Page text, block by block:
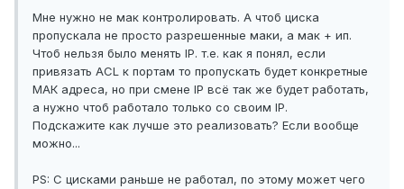
Мне нужно не мак контролировать. А чтоб циска
пропускала не просто разрешенные маки, а мак + ип.
Чтоб нельзя было менять IP. т.е. как я понял, если
привязать ACL к портам то пропускать будет конкретные
МАК адреса, но при смене IP всё так же будет работать,
а нужно чтоб работало только со своим IP.
Подскажите как лучше это реализовать? Если вообще
можно...
PS: С цисками раньше не работал, по этому может чего